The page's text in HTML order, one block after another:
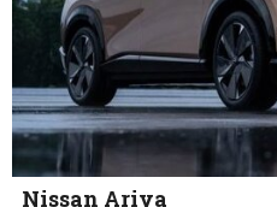
Nissan Ariya